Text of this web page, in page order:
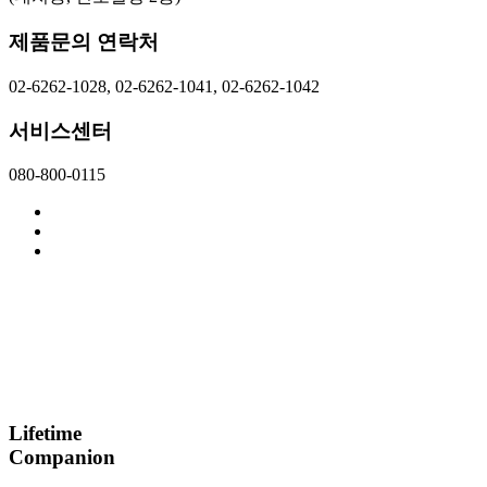
제품문의 연락처
02-6262-1028, 02-6262-1041, 02-6262-1042
서비스센터
080-800-0115
Lifetime
Companion